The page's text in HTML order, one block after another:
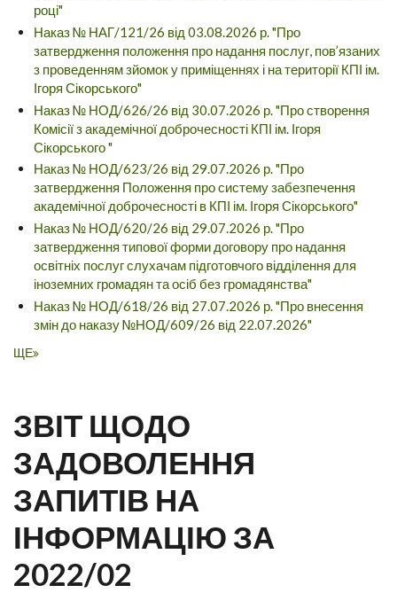
році"
Наказ № НАГ/121/26 від 03.08.2026 р. "Про
затвердження положення про надання послуг, пов’язаних
з проведенням зйомок у приміщеннях і на території КПІ ім.
Ігоря Сікорського"
Наказ № НОД/626/26 від 30.07.2026 р. "Про створення
Комісії з академічної доброчесності КПІ ім. Ігоря
Сікорського "
Наказ № НОД/623/26 від 29.07.2026 р. "Про
затвердження Положення про систему забезпечення
академічної доброчесності в КПІ ім. Ігоря Сікорського"
Наказ № НОД/620/26 від 29.07.2026 р. "Про
затвердження типової форми договору про надання
освітніх послуг слухачам підготовчого відділення для
іноземних громадян та осіб без громадянства"
Наказ № НОД/618/26 від 27.07.2026 р. "Про внесення
змін до наказу №НОД/609/26 від 22.07.2026"
ЩЕ
ЗВІТ ЩОДО
ЗАДОВОЛЕННЯ
ЗАПИТІВ НА
ІНФОРМАЦІЮ ЗА
2022/02